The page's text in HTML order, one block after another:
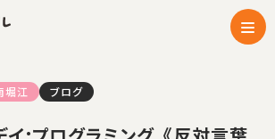
堀江 ブログ
イ:プログラミング 《反対言葉